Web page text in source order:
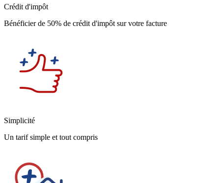
Crédit d'impôt
Bénéficier de 50% de crédit d'impôt sur votre facture
Simplicité
Un tarif simple et tout compris